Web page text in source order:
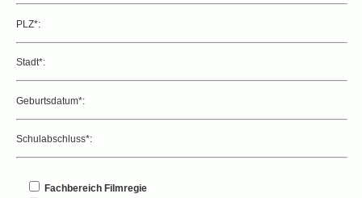
PLZ*:
Stadt*:
Geburtsdatum*:
Schulabschluss*:
Fachbereich Filmregie